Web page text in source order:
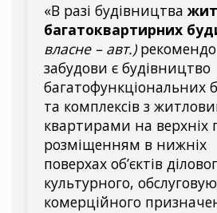
«В разі будівництва
багатоквартирних
власне – авт.)
забудови є будівництво
багатофункціональних
та комплексів з
квартирами на верхніх
розміщенням в нижніх
поверхах об’єктів
культурного,
комерційного